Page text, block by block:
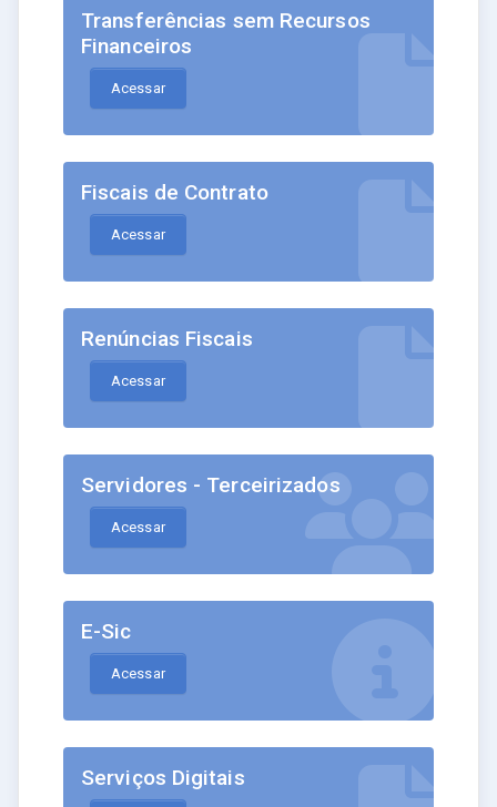
Transferências sem Recursos
Financeiros
Acessar
Fiscais de Contrato
Acessar
Renúncias Fiscais
Acessar
Servidores - Terceirizados
Acessar
E-Sic
Acessar
Serviços Digitais